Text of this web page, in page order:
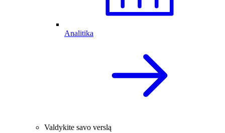
Analitika
Valdykite savo verslą